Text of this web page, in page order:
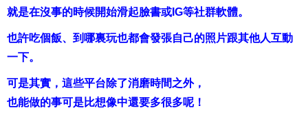
就是在沒事的時候開始滑起臉書或IG等社群軟體。
也許吃個飯、到哪裏玩也都會發張自己的照片跟其他人互動
一下。
可是其實，這些平台除了消磨時間之外，
也能做的事可是比想像中還要多很多呢！